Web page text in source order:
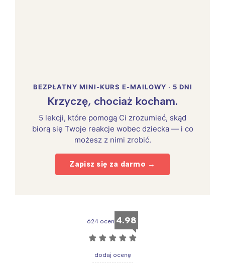
BEZPŁATNY MINI-KURS E-MAILOWY · 5 DNI
Krzyczę, chociaż kocham.
5 lekcji, które pomogą Ci zrozumieć, skąd
biorą się Twoje reakcje wobec dziecka — i co
możesz z nimi zrobić.
Zapisz się za darmo →
624 ocen 4.98
☆ ☆ ☆ ☆ ☆
dodaj ocenę